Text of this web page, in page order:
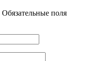
Обязательные поля